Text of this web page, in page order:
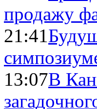
продажу
21:41
13:07В